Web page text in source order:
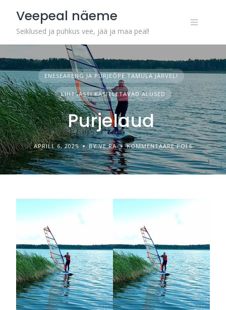
content
Veepeal näeme
Seiklused ja puhkus vee, jää ja maa peal!
ENESEARENG JA PURJEÕPE TAMULA JÄRVEL!
LIHTSASTI KÄSITLETAVAD ALUSED
Purjelaud
APRILL 6, 2025 BY VE.RA KOMMENTAARE POLE